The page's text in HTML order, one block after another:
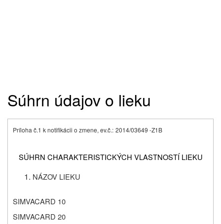
Súhrn údajov o lieku
Príloha č.1 k notifikácii o zmene, ev.č.: 2014/03649 -Z1B
SÚHRN CHARAKTERISTICKÝCH VLASTNOSTÍ LIEKU
NÁZOV LIEKU
SIMVACARD 10
SIMVACARD 20